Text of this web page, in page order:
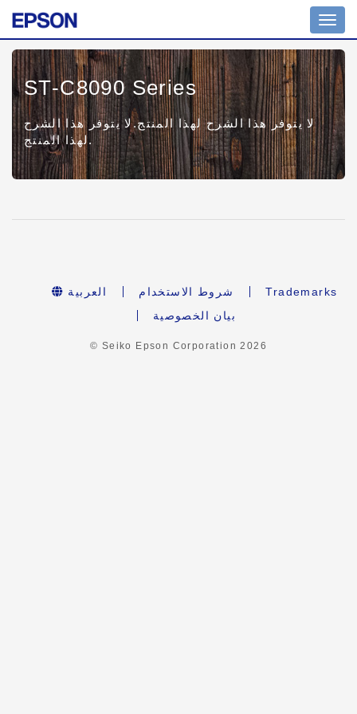
ST-C8090 Series
لا يتوفر هذا الشرح لهذا المنتج.لا يتوفر هذا الشرح
لهذا المنتج.
العربية شروط الاستخدام
Trademarks
بيان الخصوصية
© Seiko Epson Corporation2026